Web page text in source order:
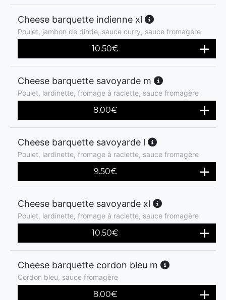
Cheese barquette indienne xl
Poulet, jambon de dinde, sauce curry, sauce fromagère
10.50€
Cheese barquette savoyarde m
Poulet, lardinette, fromage à raclette, sauce fromagère
8.00€
Cheese barquette savoyarde l
Poulet, lardinette, fromage à raclette, sauce fromagère
9.50€
Cheese barquette savoyarde xl
Poulet, lardinette, fromage à raclette, sauce fromagère
10.50€
Cheese barquette cordon bleu m
Cordon bleu, sauce fromagère
8.00€